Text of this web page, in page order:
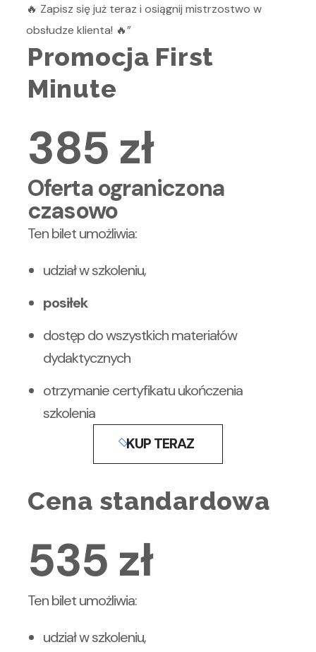
🔥 Zapisz się już teraz i osiągnij mistrzostwo w
obsłudze klienta! 🔥”
Promocja First
Minute
385 zł
Oferta ograniczona
czasowo
Ten bilet umożliwia:
udział w szkoleniu,
posiłek
dostęp do wszystkich materiałów
dydaktycznych
otrzymanie certyfikatu ukończenia
szkolenia
KUP TERAZ
Cena standardowa
535 zł
Ten bilet umożliwia:
udział w szkoleniu,